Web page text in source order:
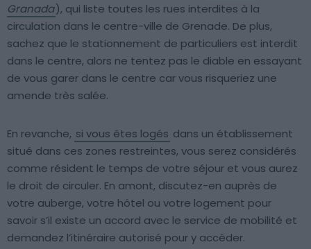
Granada), qui liste toutes les rues interdites à la
circulation dans le centre-ville de Grenade. De plus,
sachez que le stationnement de particuliers est interdit
dans le centre, alors ne tentez pas le diable en essayant
de vous garer dans le centre car vous risqueriez une
amende très salée.
En revanche, si vous êtes logés dans un établissement
situé dans ces zones restreintes, vous serez considérés
comme résident le temps de votre séjour et vous aurez
le droit de circuler. En amont, discutez-en auprès de
votre auberge, votre hôtel ou votre logement pour
savoir s’il existe un accord avec le service de mobilité et
demandez l’itinéraire autorisé pour y accéder.